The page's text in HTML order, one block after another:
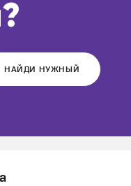
НАЙДИ НУЖНЫЙ